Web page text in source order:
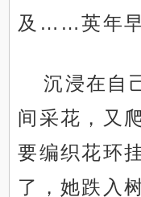
及……英年早
沉浸在自
间采花，又
要编织花环
了，她跌入